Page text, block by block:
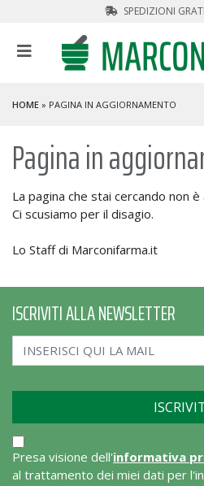
SPEDIZIONI
HOME » PAGINA IN AGGIORNAMENTO
Pagina in
La pagina che stai cercando non
Ci scusiamo per il disagio.
Lo Staff di Marconifarma.it
ISCRIVITI ALLA NEWSLETTER
Presa visione dell'informativa
al trattamento dei miei dati per